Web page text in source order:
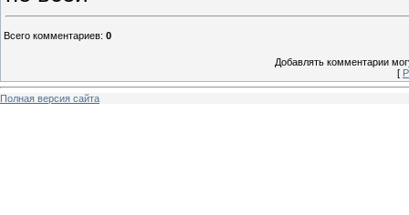
Всего комментариев: 0
Добавлять комментарии
[
Полная версия сайта